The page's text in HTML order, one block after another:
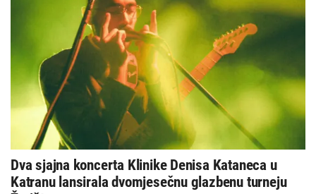
Dva sjajna koncerta Klinike Denisa Kataneca u
Katranu lansirala dvomjesečnu glazbenu turneju